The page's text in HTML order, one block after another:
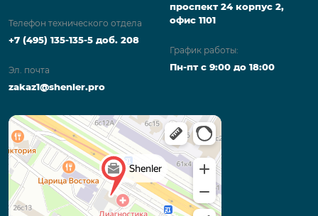
Телефон технического отдела
+7 (495) 135-135-5 доб. 208
Эл. почта
zakaz1@shenler.pro
проспект 24 корпус 2,
офис 1101
График работы:
Пн-пт с 9:00 до 18:00